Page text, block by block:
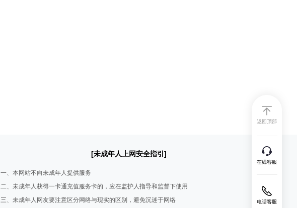
[未成年人上网安全指引]
一、本网站不向未成年人提供服务
二、未成年人获得一卡通充值服务卡的，应在监护人指导和监督下使用
三、未成年人网友要注意区分网络与现实的区别，避免沉迷于网络